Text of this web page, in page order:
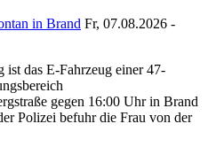
in Brand Fr, 07.08.2026 -
ist das E-Fahrzeug einer 47-
gegen 16:00 Uhr in Brand
Polizei befuhr die Frau von der